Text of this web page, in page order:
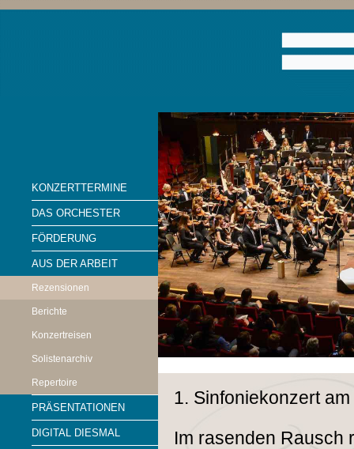
KONZERTTERMINE
DAS ORCHESTER
FÖRDERUNG
AUS DER ARBEIT
Rezensionen
Berichte
Konzertreisen
Solistenarchiv
Repertoire
PRÄSENTATIONEN
DIGITAL DIESMAL
1. Sinfoniekonzert
Im rasenden Rausch